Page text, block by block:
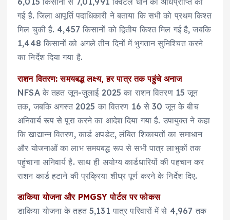
गई है. जिला आपूर्ति पदाधिकारी ने बताया कि सभी को प्रथम किश्त
मिल चुकी है. 4,457 किसानों को द्वितीय किश्त मिल गई है, जबकि
1,448 किसानों को अगले तीन दिनों में भुगतान सुनिश्चित करने
का निर्देश दिया गया है.
राशन वितरण: समयबद्ध लक्ष्य, हर पात्र तक पहुंचे अनाज
NFSA के तहत जून-जुलाई 2025 का राशन वितरण 15 जून
तक, जबकि अगस्त 2025 का वितरण 16 से 30 जून के बीच
अनिवार्य रूप से पूरा करने का आदेश दिया गया है. उपायुक्त ने कहा
कि खाद्यान्न वितरण, कार्ड अपडेट, लंबित शिकायतों का समाधान
और योजनाओं का लाभ समयबद्ध रूप से सभी पात्र लाभुकों तक
पहुंचाना अनिवार्य है. साथ ही अयोग्य कार्डधारियों की पहचान कर
राशन कार्ड हटाने की प्रक्रिया शीघ्र पूर्ण करने के निर्देश दिए.
डाकिया योजना और PMGSY पोर्टल पर फोकस
डाकिया योजना के तहत 5,131 पात्र परिवारों में से 4,967 तक